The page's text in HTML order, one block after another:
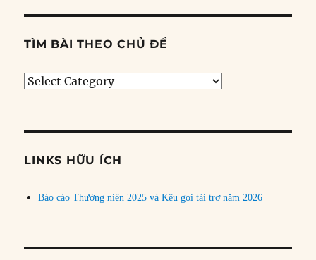
TÌM BÀI THEO CHỦ ĐỀ
Tìm
đề
LINKS HỮU ÍCH
Báo cáo Thường niên 2025 và Kêu gọi tài trợ năm 2026